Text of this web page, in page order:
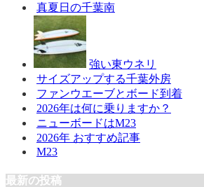
真夏日の千葉南
強い東ウネリ
サイズアップする千葉外房
ファンウエーブとボード到着
2026年は何に乗りますか？
ニューボードはM23
2026年 おすすめ記事
M23
最新の投稿